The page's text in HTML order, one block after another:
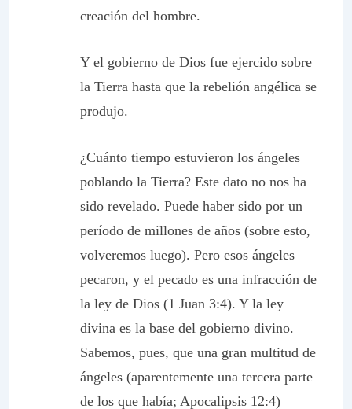
creación del hombre.
Y el gobierno de Dios fue ejercido sobre
la Tierra hasta que la rebelión angélica se
produjo.
¿Cuánto tiempo estuvieron los ángeles
poblando la Tierra? Este dato no nos ha
sido revelado. Puede haber sido por un
período de millones de años (sobre esto,
volveremos luego). Pero esos ángeles
pecaron, y el pecado es una infracción de
la ley de Dios (1 Juan 3:4). Y la ley
divina es la base del gobierno divino.
Sabemos, pues, que una gran multitud de
ángeles (aparentemente una tercera parte
de los que había; Apocalipsis 12:4)